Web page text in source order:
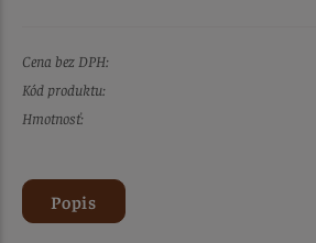
Cena bez DPH:
Kód produktu:
Hmotnosť:
Popis